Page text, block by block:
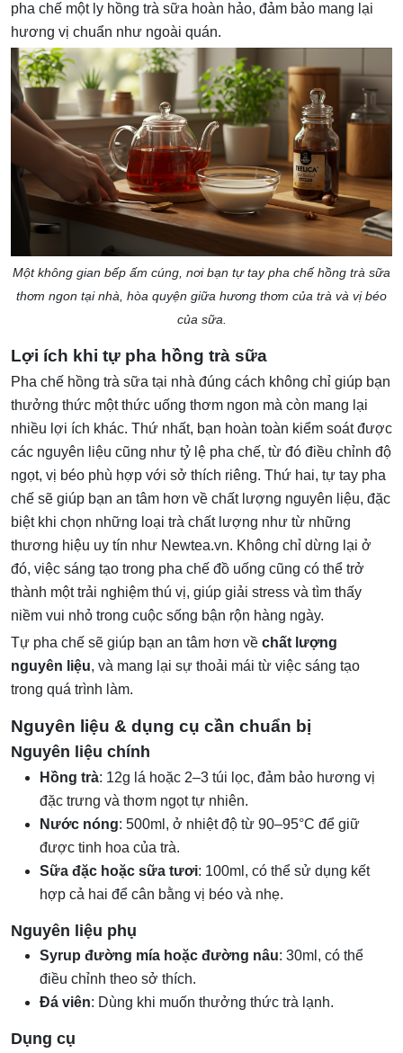
pha chế một ly hồng trà sữa hoàn hảo, đảm bảo mang lại
hương vị chuẩn như ngoài quán.
Một không gian bếp ấm cúng, nơi bạn tự tay pha chế hồng trà sữa
thơm ngon tại nhà, hòa quyện giữa hương thơm của trà và vị béo
của sữa.
Lợi ích khi tự pha hồng trà sữa
Pha chế hồng trà sữa tại nhà đúng cách không chỉ giúp bạn
thưởng thức một thức uống thơm ngon mà còn mang lại
nhiều lợi ích khác. Thứ nhất, bạn hoàn toàn kiểm soát được
các nguyên liệu cũng như tỷ lệ pha chế, từ đó điều chỉnh độ
ngọt, vị béo phù hợp với sở thích riêng. Thứ hai, tự tay pha
chế sẽ giúp bạn an tâm hơn về chất lượng nguyên liệu, đặc
biệt khi chọn những loại trà chất lượng như từ những
thương hiệu uy tín như Newtea.vn. Không chỉ dừng lại ở
đó, việc sáng tạo trong pha chế đồ uống cũng có thể trở
thành một trải nghiệm thú vị, giúp giải stress và tìm thấy
niềm vui nhỏ trong cuộc sống bận rộn hàng ngày.
Tự pha chế sẽ giúp bạn an tâm hơn về chất lượng
nguyên liệu, và mang lại sự thoải mái từ việc sáng tạo
trong quá trình làm.
Nguyên liệu & dụng cụ cần chuẩn bị
Nguyên liệu chính
Hồng trà: 12g lá hoặc 2–3 túi lọc, đảm bảo hương vị
đặc trưng và thơm ngọt tự nhiên.
Nước nóng: 500ml, ở nhiệt độ từ 90–95°C để giữ
được tinh hoa của trà.
Sữa đặc hoặc sữa tươi: 100ml, có thể sử dụng kết
hợp cả hai để cân bằng vị béo và nhẹ.
Nguyên liệu phụ
Syrup đường mía hoặc đường nâu: 30ml, có thể
điều chỉnh theo sở thích.
Đá viên: Dùng khi muốn thưởng thức trà lạnh.
Dụng cụ